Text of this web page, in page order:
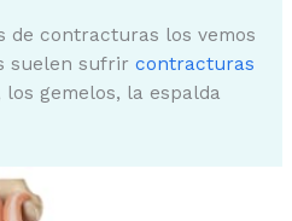
de contracturas los vemos
suelen sufrir contracturas
los gemelos, la espalda